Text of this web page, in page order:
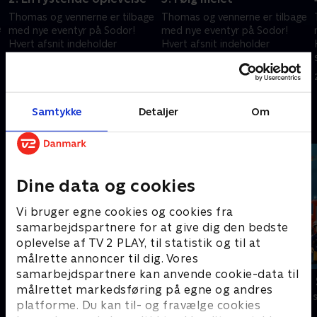
Samtykke Detaljer Om
Dine data og cookies
Vi bruger egne cookies og cookies fra
samarbejdspartnere for at give dig den bedste
oplevelse af TV 2 PLAY, til statistik og til at
målrette annoncer til dig. Vores
samarbejdspartnere kan anvende cookie-data til
målrettet markedsføring på egne og andres
platforme. Du kan til- og fravælge cookies
Thomas og vennerne er tilbage
med nye eventyr på Sodor!
Hvert afsnit indeholder
Thomas og vennerne er tilbage
med nye eventyr på Sodor!
Hvert afsnit indeholder
interaktivt format, der
21. februar 2010 • 10 min
Gurli Gris
Børneserier • 4 sæsoner
Brandmand
Børneserier • 1